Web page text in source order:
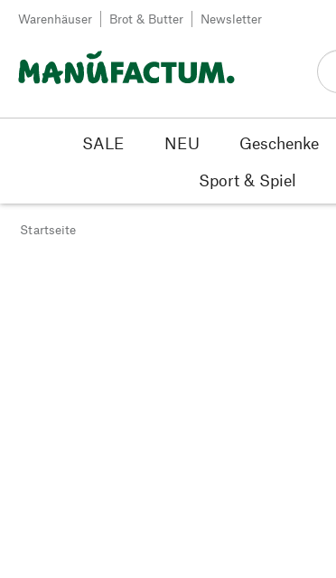
Zum Inhalt springen
Warenhäuser Brot & Butter Newsletter
SALE NEU Geschenke
Sport & Spiel
Startseite